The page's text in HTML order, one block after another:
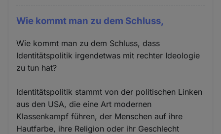
Wie kommt man zu dem Schluss,
Wie kommt man zu dem Schluss, dass
Identitätspolitik irgendetwas mit rechter Ideologie
zu tun hat?
Identitätspolitik stammt von der politischen Linken
aus den USA, die eine Art modernen
Klassenkampf führen, der Menschen auf ihre
Hautfarbe, ihre Religion oder ihr Geschlecht